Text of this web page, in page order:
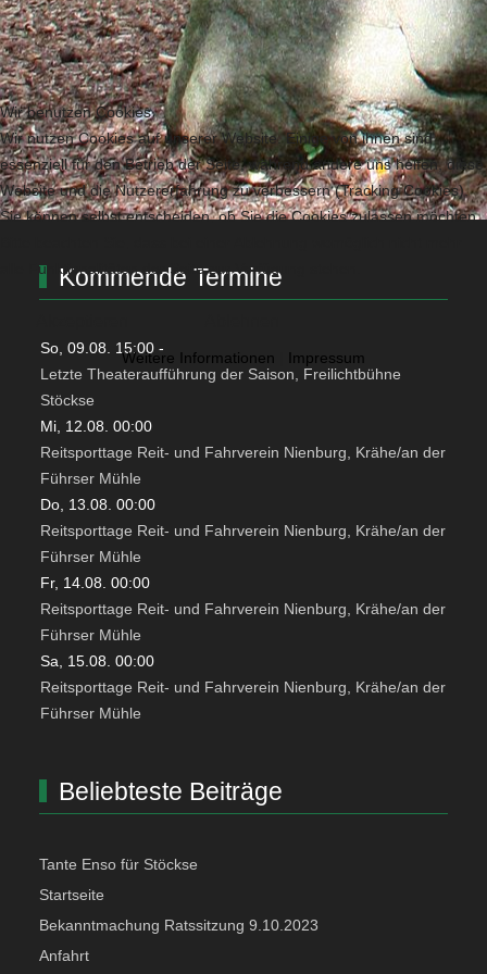
Kommende Termine
So, 09.08. 15:00-
Letzte Theateraufführung der Saison, Freilichtbühne
Stöckse
Mi, 12.08. 00:00
Reitsporttage Reit- und Fahrverein Nienburg, Krähe/an der
Führser Mühle
Do, 13.08. 00:00
Reitsporttage Reit- und Fahrverein Nienburg, Krähe/an der
Führser Mühle
Fr, 14.08. 00:00
Reitsporttage Reit- und Fahrverein Nienburg, Krähe/an der
Führser Mühle
Sa, 15.08. 00:00
Reitsporttage Reit- und Fahrverein Nienburg, Krähe/an der
Führser Mühle
Beliebteste Beiträge
Tante Enso für Stöckse
Startseite
Bekanntmachung Ratssitzung 9.10.2023
Anfahrt
Wir benutzen Cookies
Wir nutzen Cookies auf unserer Website. Einige von ihnen sind
essenziell für den Betrieb der Seite, während andere uns helfen, diese
Website und die Nutzererfahrung zu verbessern (Tracking Cookies).
Sie können selbst entscheiden, ob Sie die Cookies zulassen möchten.
alle Funktionalitäten der Seite zur Verfügung stehen.
Weitere Informationen Impressum